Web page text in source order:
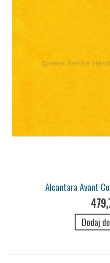
Alcantara Avant
Dodaj